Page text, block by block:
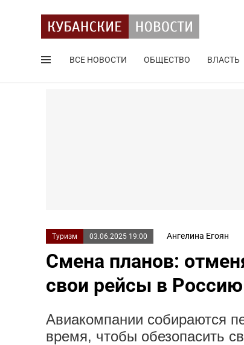
ВСЕ НОВОСТИ ОБЩЕСТВО ВЛАСТЬ
Туризм 03.06.2025 19:00 Ангелина Егоян
Смена планов:
свои рейсы в
Авиакомпании собираются
время, чтобы обезопасить